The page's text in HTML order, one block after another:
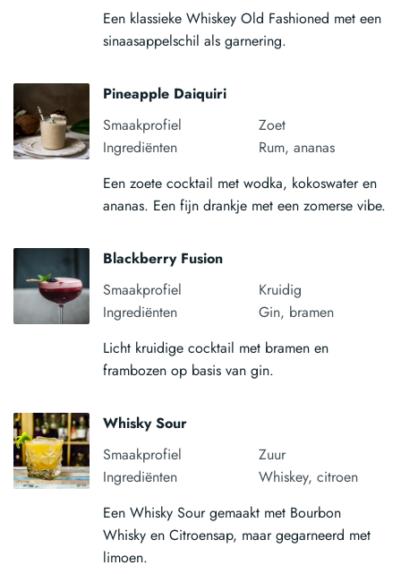
Een klassieke Whiskey Old Fashioned met een
sinaasappelschil als garnering.
Pineapple Daiquiri
Smaakprofiel
Zoet
Ingrediënten
Rum, ananas
Een zoete cocktail met wodka, kokoswater en
ananas. Een fijn drankje met een zomerse vibe.
Blackberry Fusion
Smaakprofiel
Kruidig
Ingrediënten
Gin, bramen
Licht kruidige cocktail met bramen en
frambozen op basis van gin.
Whisky Sour
Smaakprofiel
Zuur
Ingrediënten
Whiskey, citroen
Een Whisky Sour gemaakt met Bourbon
Whisky en Citroensap, maar gegarneerd met
limoen.